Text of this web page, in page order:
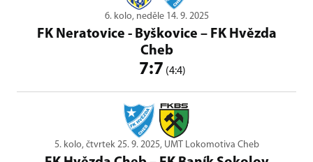
6. kolo, neděle 14. 9. 2025
FK Neratovice - Byškovice – FK Hvězda
Cheb
7:7 (4:4)
5. kolo, čtvrtek 25. 9. 2025, UMT Lokomotiva Cheb